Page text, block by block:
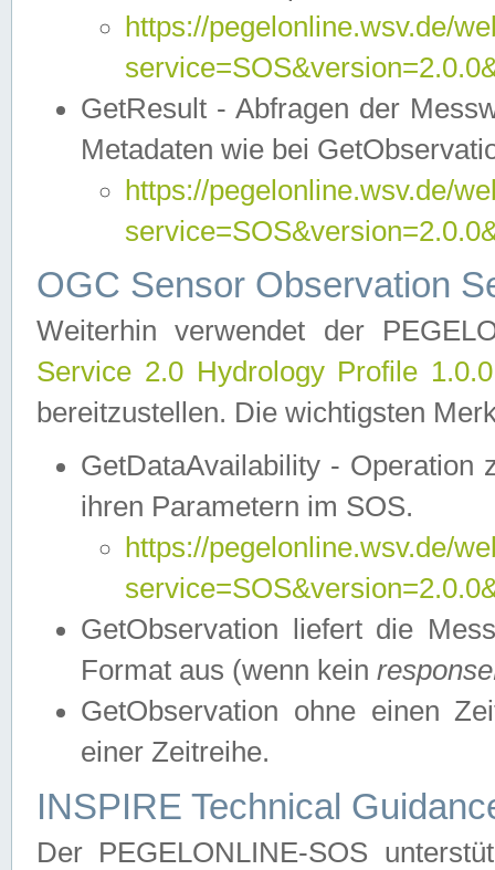
https://pegelonline.wsv.de/
GetResult - Abfragen der
Metadaten wie bei
https://pegelonline.wsv.de/
OGC Sensor Observation
Weiterhin verwendet der
Service 2.0 Hydrology Profile
bereitzustellen. Die wichtigsten
GetDataAvailability - Operation
ihren Parametern im SOS.
https://pegelonline.wsv.de/
GetObservation liefert die
Format aus (wenn kein
GetObservation ohne einen
einer Zeitreihe.
INSPIRE Technical
Der PEGELONLINE-SOS